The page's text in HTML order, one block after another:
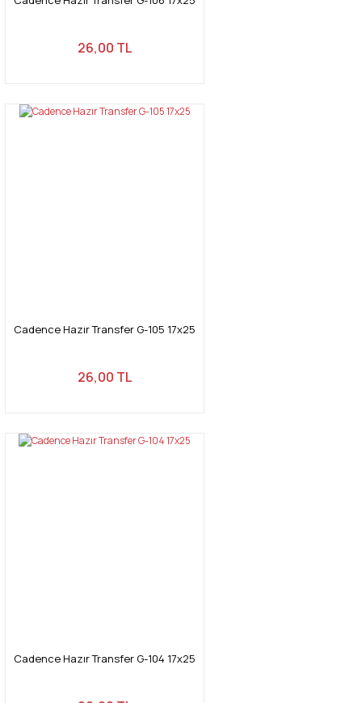
26,00 TL
Cadence Hazır Transfer G-105 17x25
26,00 TL
Cadence Hazır Transfer G-104 17x25